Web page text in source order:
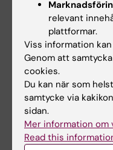
Helen
Studievägledare
Telefon:
+46852488104
E-post:
relevant
plattformar.
Viss information
Genom att
cookies.
Du kan när som
samtycke via
sidan.
Mer information om
Read this